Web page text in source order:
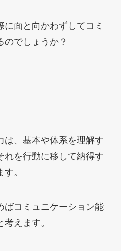
面と向かわずしてコミ
のでしょうか？
は、基本や体系を理解す
れを行動に移して納得す
。
ばコミュニケーション能
えます。